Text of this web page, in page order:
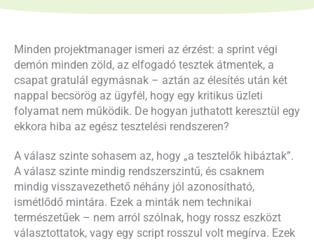
Minden projektmanager ismeri az érzést: a sprint végi
demón minden zöld, az elfogadó tesztek átmentek, a
csapat gratulál egymásnak – aztán az élesítés után két
nappal becsörög az ügyfél, hogy egy kritikus üzleti
folyamat nem működik. De hogyan juthatott keresztül egy
ekkora hiba az egész tesztelési rendszeren?
A válasz szinte sohasem az, hogy „a tesztelők hibáztak”.
A válasz szinte mindig rendszerszintű, és csaknem
mindig visszavezethető néhány jól azonosítható,
ismétlődő mintára. Ezek a minták nem technikai
természetűek – nem arról szólnak, hogy rossz eszközt
választottatok, vagy egy script rosszul volt megírva. Ezek